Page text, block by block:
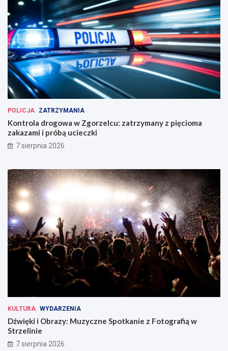
POLICJA ZATRZYMANIA
Kontrola drogowa w Zgorzelcu: zatrzymany z pięcioma
zakazami i próbą ucieczki
7 sierpnia 2026
KULTURA WYDARZENIA
Dźwięki i Obrazy: Muzyczne Spotkanie z Fotografią w
Strzelinie
7 sierpnia 2026